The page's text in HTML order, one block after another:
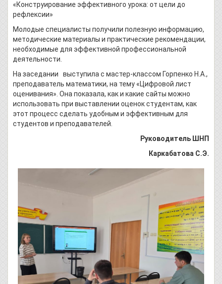
«Конструирование эффективного урока: от цели до
рефлексии»
Молодые специалисты получили полезную информацию,
методические материалы и практические рекомендации,
необходимые для эффективной профессиональной
деятельности.
На заседании выступила с мастер-классом Горпенко Н.А.,
преподаватель математики, на тему «Цифровой лист
оценивания». Она показала, как и какие сайты можно
использовать при выставлении оценок студентам, как
этот процесс сделать удобным и эффективным для
студентов и преподавателей.
Руководитель ШН П
Каркабатова С.Э.